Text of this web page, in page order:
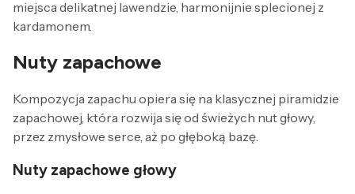
miejsca delikatnej lawendzie, harmonijnie splecionej z
kardamonem.
Nuty zapachowe
Kompozycja zapachu opiera się na klasycznej piramidzie
zapachowej, która rozwija się od świeżych nut głowy,
przez zmysłowe serce, aż po głęboką bazę.
Nuty zapachowe głowy